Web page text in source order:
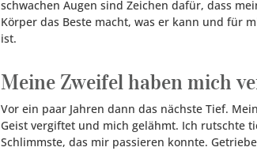
schwachen Augen sind Zeichen dafür, dass
Körper das Beste macht, was er kann und für
ist.
Meine Zweifel haben mich
Vor ein paar Jahren dann das nächste Tief.
Geist vergiftet und mich gelähmt. Ich rutschte
Schlimmste, das mir passieren konnte.